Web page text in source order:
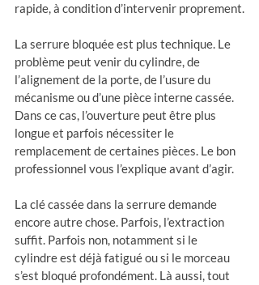
rapide, à condition d’intervenir proprement.
La serrure bloquée est plus technique. Le
problème peut venir du cylindre, de
l’alignement de la porte, de l’usure du
mécanisme ou d’une pièce interne cassée.
Dans ce cas, l’ouverture peut être plus
longue et parfois nécessiter le
remplacement de certaines pièces. Le bon
professionnel vous l’explique avant d’agir.
La clé cassée dans la serrure demande
encore autre chose. Parfois, l’extraction
suffit. Parfois non, notamment si le
cylindre est déjà fatigué ou si le morceau
s’est bloqué profondément. Là aussi, tout